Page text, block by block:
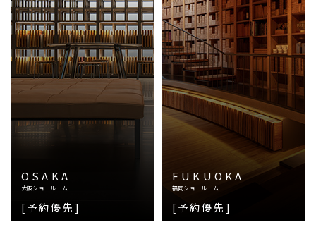
OSAKA
大阪ショールーム
[予約優先]
FUKUOKA
福岡ショールーム
[予約優先]